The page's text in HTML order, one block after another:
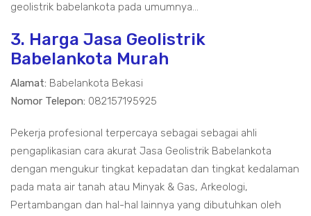
geolistrik babelankota pada umumnya...
3. Harga Jasa Geolistrik
Babelankota Murah
Alamat: Babelankota Bekasi
Nomor Telepon: 082157195925
Pekerja profesional terpercaya sebagai sebagai ahli
pengaplikasian cara akurat Jasa Geolistrik Babelankota
dengan mengukur tingkat kepadatan dan tingkat kedalaman
pada mata air tanah atau Minyak & Gas, Arkeologi,
Pertambangan dan hal-hal lainnya yang dibutuhkan oleh